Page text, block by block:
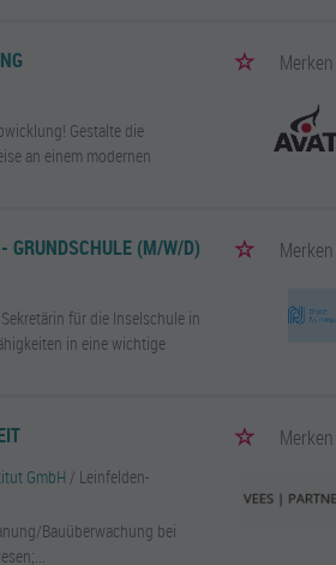
Merken
Gestalte die
an einem modernen
GRUNDSCHULE (M/W/D) Merken
für die Inselschule in
in eine wichtige
Merken
GmbH / Leinfelden-
Bauüberwachung bei